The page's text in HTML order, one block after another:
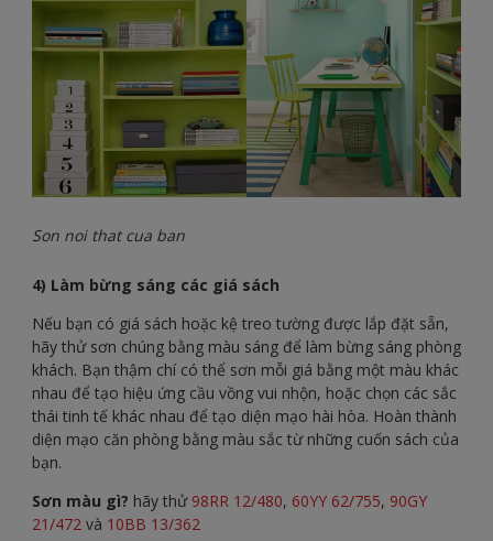
Son noi that cua ban
4) Làm bừng sáng các giá sách
Nếu bạn có giá sách hoặc kệ treo tường được lắp đặt sẵn,
hãy thử sơn chúng bằng màu sáng để làm bừng sáng phòng
khách. Bạn thậm chí có thể sơn mỗi giá bằng một màu khác
nhau để tạo hiệu ứng cầu vồng vui nhộn, hoặc chọn các sắc
thái tinh tế khác nhau để tạo diện mạo hài hòa. Hoàn thành
diện mạo căn phòng bằng màu sắc từ những cuốn sách của
bạn.
Sơn màu gì? hãy thử 98RR 12/480, 60YY 62/755, 90GY
21/472 và 10BB 13/362